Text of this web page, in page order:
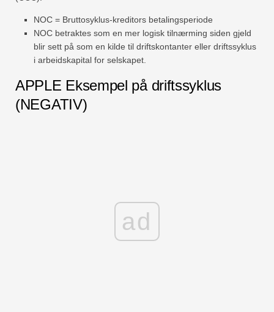
NOC = Bruttosyklus-kreditors betalingsperiode
NOC betraktes som en mer logisk tilnærming siden gjeld
blir sett på som en kilde til driftskontanter eller driftssyklus
i arbeidskapital for selskapet.
APPLE Eksempel på driftssyklus
(NEGATIV)
ad